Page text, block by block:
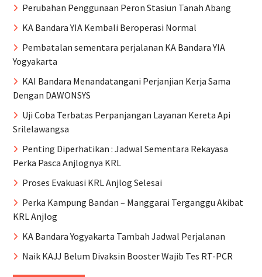
Perubahan Penggunaan Peron Stasiun Tanah Abang
KA Bandara YIA Kembali Beroperasi Normal
Pembatalan sementara perjalanan KA Bandara YIA
Yogyakarta
KAI Bandara Menandatangani Perjanjian Kerja Sama
Dengan DAWONSYS
Uji Coba Terbatas Perpanjangan Layanan Kereta Api
Srilelawangsa
Penting Diperhatikan : Jadwal Sementara Rekayasa
Perka Pasca Anjlognya KRL
Proses Evakuasi KRL Anjlog Selesai
Perka Kampung Bandan – Manggarai Terganggu Akibat
KRL Anjlog
KA Bandara Yogyakarta Tambah Jadwal Perjalanan
Naik KAJJ Belum Divaksin Booster Wajib Tes RT-PCR